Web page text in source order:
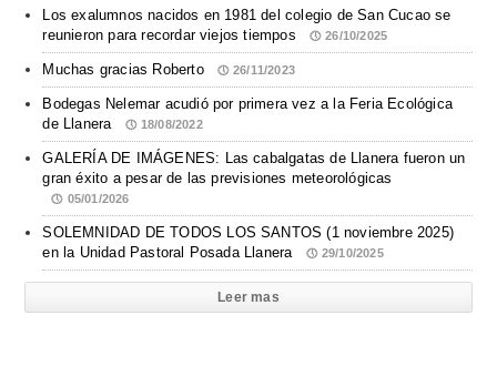
Los exalumnos nacidos en 1981 del colegio de San Cucao se
reunieron para recordar viejos tiempos
26/10/2025
Muchas gracias Roberto 26/11/2023
Bodegas Nelemar acudió por primera vez a la Feria Ecológica
de Llanera
18/08/2022
GALERÍA DE IMÁGENES: Las cabalgatas de Llanera fueron un
gran éxito a pesar de las previsiones meteorológicas
05/01/2026
SOLEMNIDAD DE TODOS LOS SANTOS (1 noviembre 2025)
en la Unidad Pastoral Posada Llanera
29/10/2025
Leer mas